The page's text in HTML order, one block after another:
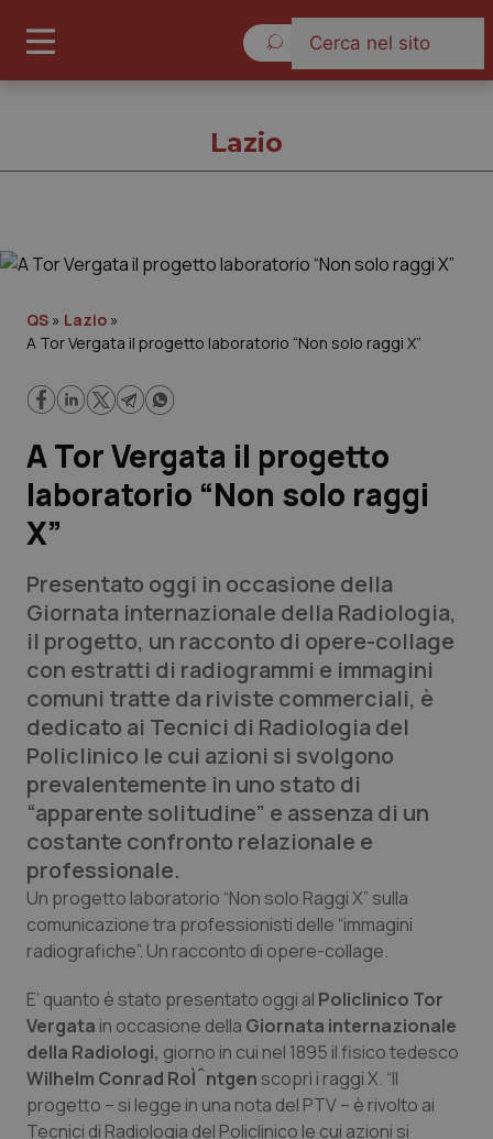
Cronache
Lavoro e Professioni
Scienza e Farmaci
Studi e Analisi
Lettere al direttore
Edizioni Regionali
QS Pro
Professionisti Sanitari.AI
Abruzzo
Basilicata
Calabria
Campania
Emilia-Romagna
QS Pro Gold
Artrite & artrosi
Asma & BPCO
Car-T
Colesterolo & coronaropatie
QS Club Newsletter
Lazio
QS » Lazio »
A Tor Vergata il progetto laboratorio “Non solo raggi X”
A Tor Vergata il progetto
laboratorio “Non solo raggi
X”
Presentato oggi in occasione della
Giornata internazionale della Radiologia,
il progetto, un racconto di opere-collage
con estratti di radiogrammi e immagini
comuni tratte da riviste commerciali, è
dedicato ai Tecnici di Radiologia del
Policlinico le cui azioni si svolgono
prevalentemente in uno stato di
“apparente solitudine” e assenza di un
costante confronto relazionale e
professionale.
Un progetto laboratorio “Non solo Raggi X” sulla
comunicazione tra professionisti delle “immagini
radiografiche”. Un racconto di opere-collage.
E’ quanto è stato presentato oggi al Policlinico Tor
Vergata in occasione della Giornata internazionale
della Radiologi, giorno in cui nel 1895 il fisico tedesco
Wilhelm Conrad RoÌˆntgen scoprì i raggi X. “Il
progetto – si legge in una nota del PTV – è rivolto ai
Tecnici di Radiologia del Policlinico le cui azioni si